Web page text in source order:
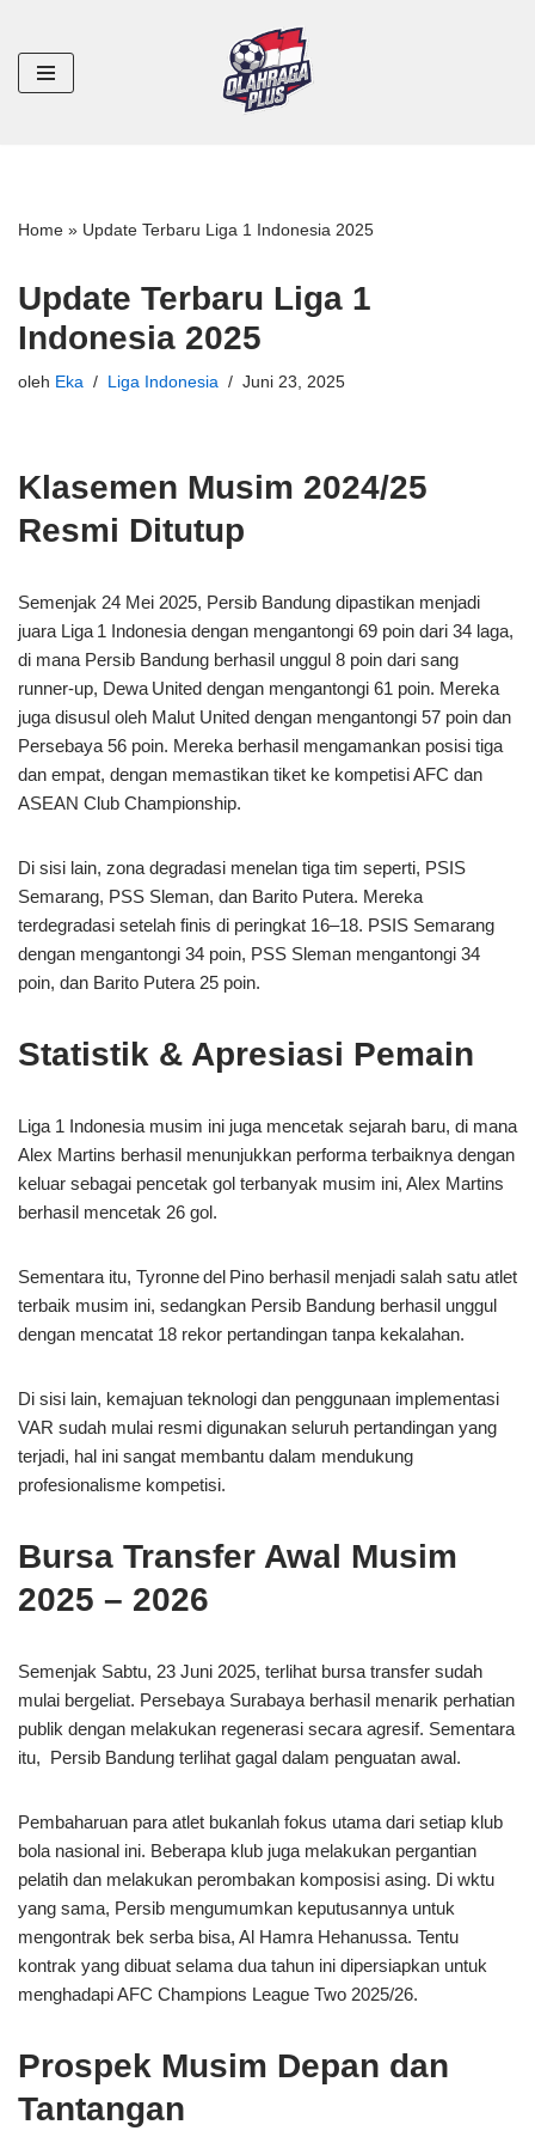
Lompat
ke
Home » Update Terbaru Liga 1 Indonesia 2025
Update Terbaru Liga 1
Indonesia 2025
oleh Eka Liga Indonesia Juni 23, 2025
Klasemen Musim 2024/25
Resmi Ditutup
Semenjak 24 Mei 2025, Persib Bandung dipastikan menjadi
juara Liga 1 Indonesia dengan mengantongi 69 poin dari 34 laga,
di mana Persib Bandung berhasil unggul 8 poin dari sang
runner-up, Dewa United dengan mengantongi 61 poin. Mereka
juga disusul oleh Malut United dengan mengantongi 57 poin dan
Persebaya 56 poin. Mereka berhasil mengamankan posisi tiga
dan empat, dengan memastikan tiket ke kompetisi AFC dan
ASEAN Club Championship.
Di sisi lain, zona degradasi menelan tiga tim seperti, PSIS
Semarang, PSS Sleman, dan Barito Putera. Mereka
terdegradasi setelah finis di peringkat 16‒18. PSIS Semarang
dengan mengantongi 34 poin, PSS Sleman mengantongi 34
poin, dan Barito Putera 25 poin.
Statistik & Apresiasi Pemain
Liga 1 Indonesia musim ini juga mencetak sejarah baru, di mana
Alex Martins berhasil menunjukkan performa terbaiknya dengan
keluar sebagai pencetak gol terbanyak musim ini, Alex Martins
berhasil mencetak 26 gol.
Sementara itu, Tyronne del Pino berhasil menjadi salah satu atlet
terbaik musim ini, sedangkan Persib Bandung berhasil unggul
dengan mencatat 18 rekor pertandingan tanpa kekalahan.
Di sisi lain, kemajuan teknologi dan penggunaan implementasi
VAR sudah mulai resmi digunakan seluruh pertandingan yang
terjadi, hal ini sangat membantu dalam mendukung
profesionalisme kompetisi.
Bursa Transfer Awal Musim
2025 – 2026
Semenjak Sabtu, 23 Juni 2025, terlihat bursa transfer sudah
mulai bergeliat. Persebaya Surabaya berhasil menarik perhatian
publik dengan melakukan regenerasi secara agresif. Sementara
itu, Persib Bandung terlihat gagal dalam penguatan awal.
Pembaharuan para atlet bukanlah fokus utama dari setiap klub
bola nasional ini. Beberapa klub juga melakukan pergantian
pelatih dan melakukan perombakan komposisi asing. Di wktu
yang sama, Persib mengumumkan keputusannya untuk
mengontrak bek serba bisa, Al Hamra Hehanussa. Tentu
kontrak yang dibuat selama dua tahun ini dipersiapkan untuk
menghadapi AFC Champions League Two 2025/26.
Prospek Musim Depan dan
Tantangan